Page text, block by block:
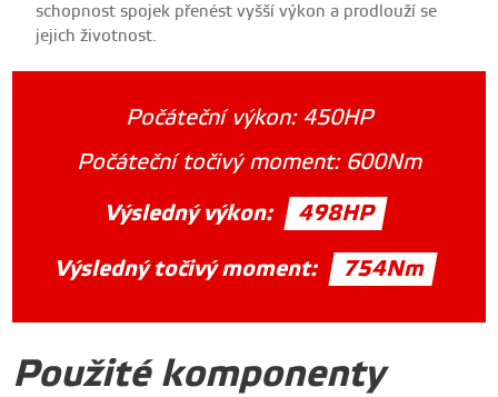
schopnost spojek přenést vyšší výkon a prodlouží se
jejich životnost.
Počáteční výkon: 450HP
Počáteční točivý moment: 600Nm
Výsledný výkon: 498HP
Výsledný točivý moment: 754Nm
Použité komponenty